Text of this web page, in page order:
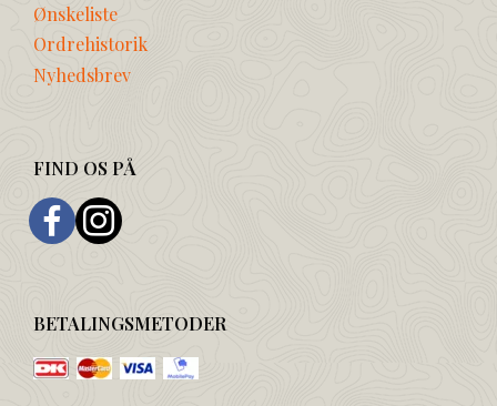
Ønskeliste
Ordrehistorik
Nyhedsbrev
FIND OS PÅ
BETALINGSMETODER